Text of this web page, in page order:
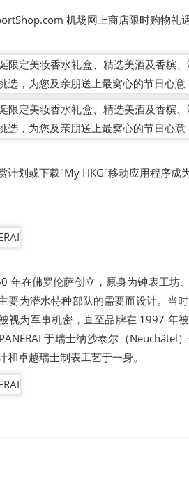
机场网上商店限时购物礼遇
计划或下载"My HKG"移动应用程序成
年在佛罗伦萨创立，原身为钟表工坊
要为潜水特种部队的需要而设计。当
视为军事机密，直至品牌在 1997 年
于瑞士纳沙泰尔（Neuchâtel
和卓越瑞士制表工艺于一身。